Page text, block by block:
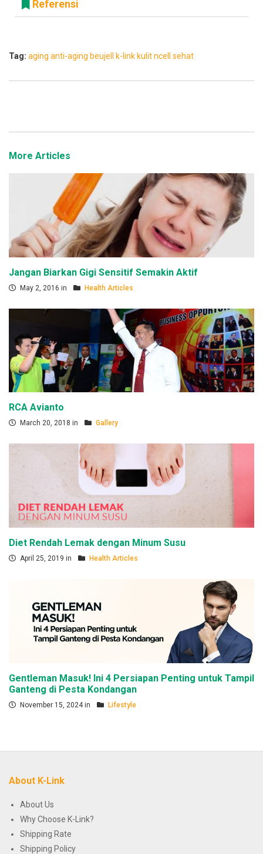
Referensi
Tag: aging anti-aging beujell k-link kulitncell sehat
More Articles
Jangan Biarkan Gigi Sensitif Semakin Aktif
May 2, 2016 in Health Articles
RCA Avianto
March 20, 2018 in Gallery
Diet Rendah Lemak dengan Minum Susu
April 25, 2019 in Health Articles
Gentleman Masuk! Ini 4 Persiapan Penting untuk Tampil
Ganteng di Pesta Kondangan
November 15, 2024 in Lifestyle
About K-Link
About Us
Why Choose K-Link?
Shipping Rate
Shipping Policy